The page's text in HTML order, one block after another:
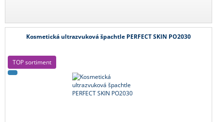
Kosmetická ultrazvuková špachtle PERFECT SKIN PO2030
TOP sortiment